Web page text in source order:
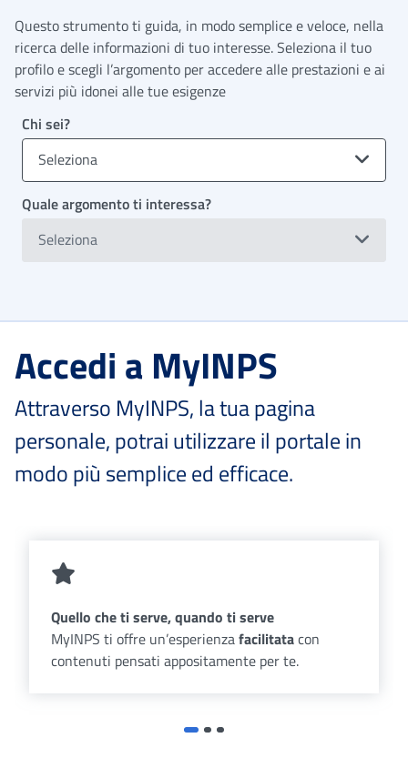
Questo strumento ti guida, in modo semplice e veloce, nella
ricerca delle informazioni di tuo interesse. Seleziona il tuo
profilo e scegli l’argomento per accedere alle prestazioni e ai
servizi più idonei alle tue esigenze
Chi sei?
Seleziona
Quale argomento ti interessa?
Seleziona
Accedi a MyINPS
Attraverso MyINPS, la tua pagina
personale, potrai utilizzare il portale in
modo più semplice ed efficace.
Quello che ti serve, quando ti serve
MyINPS ti offre un’esperienzafacilitatacon
contenuti pensati appositamente per te.